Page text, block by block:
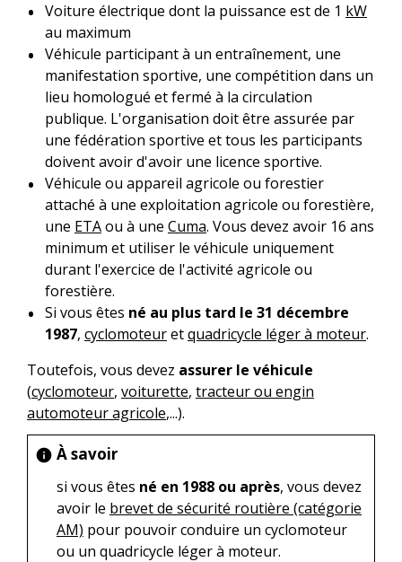
Voiture électrique dont la puissance est de 1 kW
au maximum
Véhicule participant à un entraînement, une
manifestation sportive, une compétition dans un
lieu homologué et fermé à la circulation
publique. L'organisation doit être assurée par
une fédération sportive et tous les participants
doivent avoir d'avoir une licence sportive.
Véhicule ou appareil agricole ou forestier
attaché à une exploitation agricole ou forestière,
une ETAou à une Cuma. Vous devez avoir 16 ans
minimum et utiliser le véhicule uniquement
durant l'exercice de l'activité agricole ou
forestière.
Si vous êtes né au plus tard le 31 décembre
1987, cyclomoteuretquadricycle léger à moteur.
Toutefois, vous devez assurer le véhicule
(cyclomoteur, voiturette, tracteur ou engin
automoteur agricole,...).
info À savoir
si vous êtes né en 1988 ou après, vous devez
avoir le brevet de sécurité routière (catégorie
AM) pour pouvoir conduire un cyclomoteur
ou un quadricycle léger à moteur.